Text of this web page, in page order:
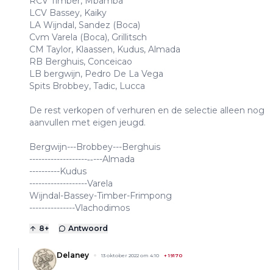
LCV Bassey, Kaiky
LA Wijndal, Sandez (Boca)
Cvm Varela (Boca), Grillitsch
CM Taylor, Klaassen, Kudus, Almada
RB Berghuis, Conceicao
LB bergwijn, Pedro De La Vega
Spits Brobbey, Tadic, Lucca
De rest verkopen of verhuren en de selectie alleen nog
aanvullen met eigen jeugd.
Bergwijn---Brobbey---Berghuis
-------------------‐‐---Almada
----------Kudus
-------------------Varela
Wijndal-Bassey-Timber-Frimpong
---------------Vlachodimos
8+ Antwoord
Delaney 13 oktober 2022 om 4:10 +19170